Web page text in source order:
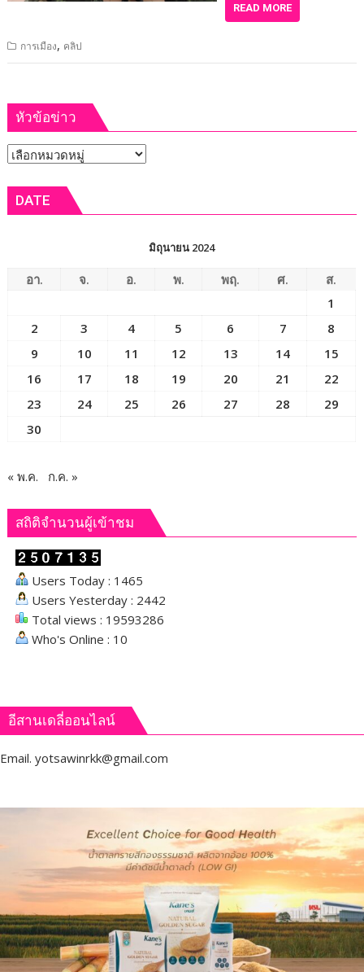
READ MORE
การเมือง, คลิป
หัวข้อข่าว
หัวข้อ
DATE
มิถุนายน 2024
อา. จ. อ. พ. พฤ. ศ.
ส.
1
2
3 4 5 6 7
8
9
10 11 12 13 14
15
16
17 18 19 20 21
22
23
24 25 26 27 28
29
30
« พ.ค. ก.ค. »
สถิติจำนวนผู้เข้าชม
Users Today : 1465
Users Yesterday : 2442
Total views : 19593286
Who's Online : 10
อีสานเดลี่ออนไลน์
Email. yotsawinrkk@gmail.com